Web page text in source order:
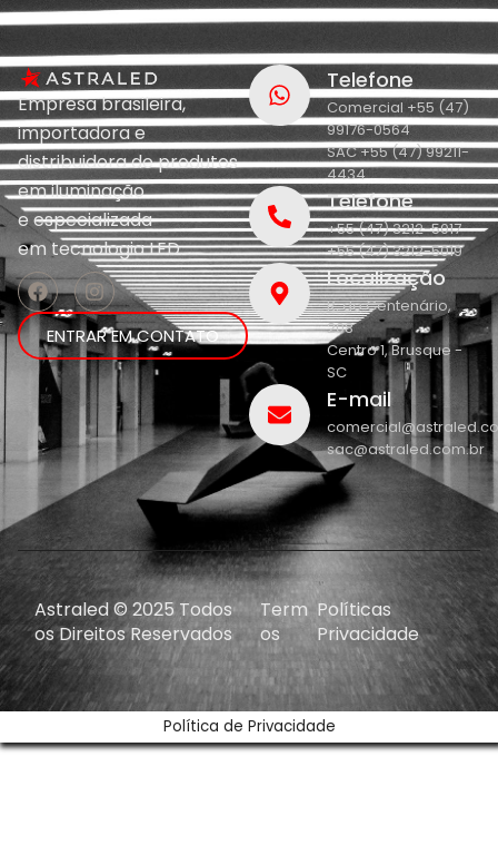
Empresa brasileira,
importadora e
distribuidora de produtos
em iluminação
eespecializada
emtecnologia LED.
ENTRAR EM CONTATO
Telefone
Comercial +55 (47)
99176-0564
SAC +55 (47) 99211-
4434
Telefone
+55 (47) 3212-5017
+55 (47) 3212-5019
Localização
R. do Centenário,
208
Centro 1, Brusque -
SC
E-mail
sac@astraled.com.br
Astraled © 2025 Todos
os Direitos Reservados
Term
os
Políticas
Privacidade
Política de Privacidade